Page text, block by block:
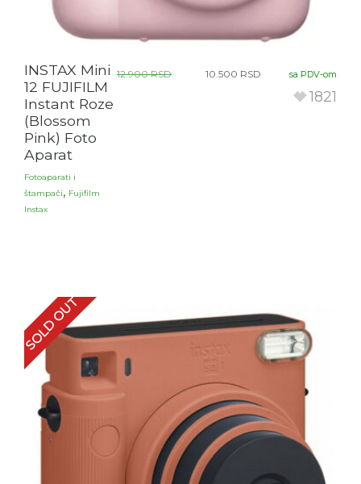
INSTAX Mini
12 FUJIFILM
Instant Roze
(Blossom
Pink) Foto
Aparat
Fotoaparati i
štampači, Fujifilm
Instax
12.900RSD 10.500 RSD sa PDV-om
1821
SOLD OUT